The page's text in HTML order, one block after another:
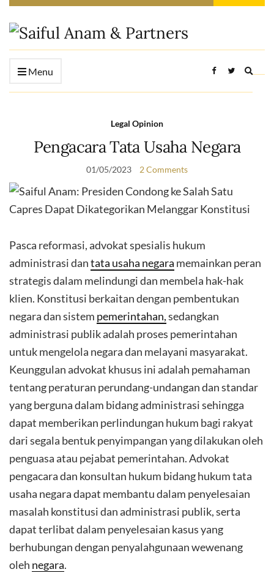
Menu
form
Legal Opinion
Pengacara Tata Usaha Negara
01/05/2023 2 Comments
Pasca reformasi, advokat spesialis hukum
administrasi dantata usaha negara memainkan peran
strategis dalam melindungi dan membela hak-hak
klien. Konstitusi berkaitan dengan pembentukan
negara dan sistem pemerintahan,sedangkan
administrasi publik adalah proses pemerintahan
untuk mengelola negara dan melayani masyarakat.
Keunggulan advokat khusus ini adalah pemahaman
tentang peraturan perundang-undangan dan standar
yang berguna dalam bidang administrasi sehingga
dapat memberikan perlindungan hukum bagi rakyat
dari segala bentuk penyimpangan yang dilakukan oleh
penguasa atau pejabat pemerintahan. Advokat
pengacara dan konsultan hukum bidang hukum tata
usaha negara dapat membantu dalam penyelesaian
masalah konstitusi dan administrasi publik, serta
dapat terlibat dalam penyelesaian kasus yang
berhubungan dengan penyalahgunaan wewenang
oleh negara.